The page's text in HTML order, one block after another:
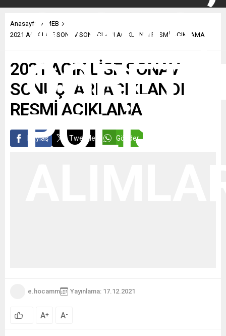
Anasayfa
MEB
2021 AÇIK LİSE SONAV SONUÇLARI AÇIKLANDI RESMİ AÇIKLAMA
2021 AÇIK LİSE SONAV
SONUÇLARI AÇIKLANDI
RESMİ AÇIKLAMA
Paylaş Tweetle Gönder
e.hocamm Yayınlama: 17.12.2021
A+ A-